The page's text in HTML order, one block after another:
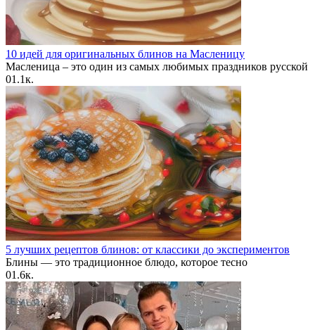
10 идей для оригинальных блинов на Масленицу
Масленица – это один из самых любимых праздников русской
01.1к.
5 лучших рецептов блинов: от классики до экспериментов
Блины — это традиционное блюдо, которое тесно
01.6к.